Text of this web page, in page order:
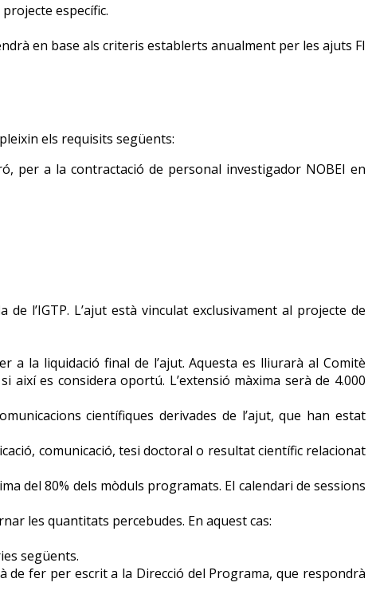
específic.
en base als criteris establerts anualment per les ajuts FI
els requisits següents:
per a la contractació de personal investigador NOBEI en
l’IGTP. L’ajut està vinculat exclusivament al projecte de
a la liquidació final de l’ajut. Aquesta es lliurarà al Comitè
es considera oportú. L’extensió màxima serà de 4.000
científiques derivades de l’ajut, que han estat
comunicació, tesi doctoral o resultat científic relacionat
del 80% dels mòduls programats. El calendari de sessions
les quantitats percebudes. En aquest cas:
següents.
de fer per escrit a la Direcció del Programa, que respondrà